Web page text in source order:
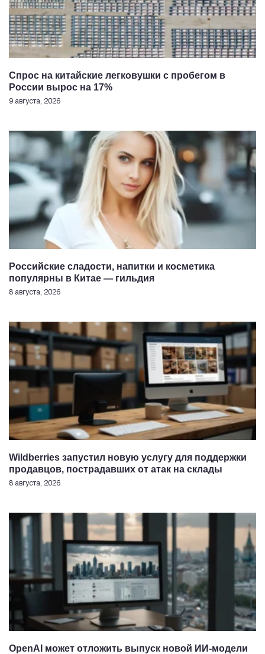
Спрос на китайские легковушки с пробегом в
России вырос на 17%
9 августа, 2026
Российские сладости, напитки и косметика
популярны в Китае — гильдия
8 августа, 2026
Wildberries запустил новую услугу для поддержки
продавцов, пострадавших от атак на склады
8 августа, 2026
OpenAI может отложить выпуск новой ИИ-модели